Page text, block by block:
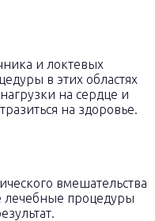
и локтевых
в этих областях
на сердце и
на здоровье.
вмешательства
процедуры